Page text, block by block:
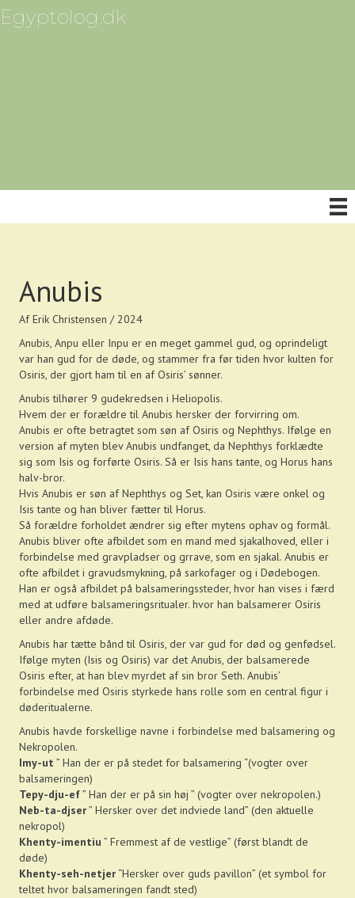
Egyptolog.dk
Anubis
Af Erik Christensen / 2024
Anubis, Anpu eller Inpu er en meget gammel gud, og oprindeligt
var han gud for de døde, og stammer fra før tiden hvor kulten for
Osiris, der gjort ham til en af Osiris’ sønner.
Anubis tilhører 9 gudekredsen i Heliopolis.
Hvem der er forældre til Anubis hersker der forvirring om.
Anubis er ofte betragtet som søn af Osiris og Nephthys. Ifølge en
version af myten blev Anubis undfanget, da Nephthys forklædte
sig som Isis og forførte Osiris. Så er Isis hans tante, og Horus hans
halv-bror.
Hvis Anubis er søn af Nephthys og Set, kan Osiris være onkel og
Isis tante og han bliver fætter til Horus.
Så forældre forholdet ændrer sig efter mytens ophav og formål.
Anubis bliver ofte afbildet som en mand med sjakalhoved, eller i
forbindelse med gravpladser og grrave, som en sjakal. Anubis er
ofte afbildet i gravudsmykning, på sarkofager og i Dødebogen.
Han er også afbildet på balsameringssteder, hvor han vises i færd
med at udføre balsameringsritualer. hvor han balsamerer Osiris
eller andre afdøde.
Anubis har tætte bånd til Osiris, der var gud for død og genfødsel.
Ifølge myten (Isis og Osiris) var det Anubis, der balsamerede
Osiris efter, at han blev myrdet af sin bror Seth. Anubis’
forbindelse med Osiris styrkede hans rolle som en central figur i
døderitualerne.
Anubis havde forskellige navne i forbindelse med balsamering og
Nekropolen.
Imy-ut ” Han der er på stedet for balsamering “(vogter over
balsameringen)
Tepy-dju-ef” Han der er på sin høj ” (vogter over nekropolen.)
Neb-ta-djser” Hersker over det indviede land” (den aktuelle
nekropol)
Khenty-imentiu” Fremmest af de vestlige” (først blandt de
døde)
Khenty-seh-netjer “Hersker over guds pavillon” (et symbol for
teltet hvor balsameringen fandt sted)